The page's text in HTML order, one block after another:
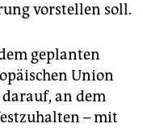
vorstellen soll.
geplanten
Union
an dem
– mit